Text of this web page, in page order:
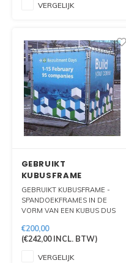
VERGELIJK
GEBRUIKT
KUBUSFRAME
GEBRUIKT KUBUSFRAME -
SPANDOEKFRAMES IN DE
VORM VAN EEN KUBUS DUS
€200,00
(€242,00INCL. BTW)
VERGELIJK